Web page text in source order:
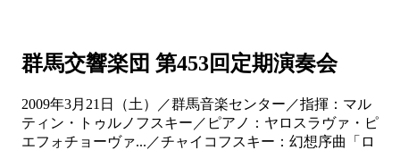
群馬交響楽団 第453回定期演奏会
2009年3月21日（土）／群馬音楽センター／指揮：マル
ティン・トゥルノフスキー／ピアノ：ヤロスラヴァ・ピ
エフォチョーヴァ...／チャイコフスキー：幻想序曲「ロ